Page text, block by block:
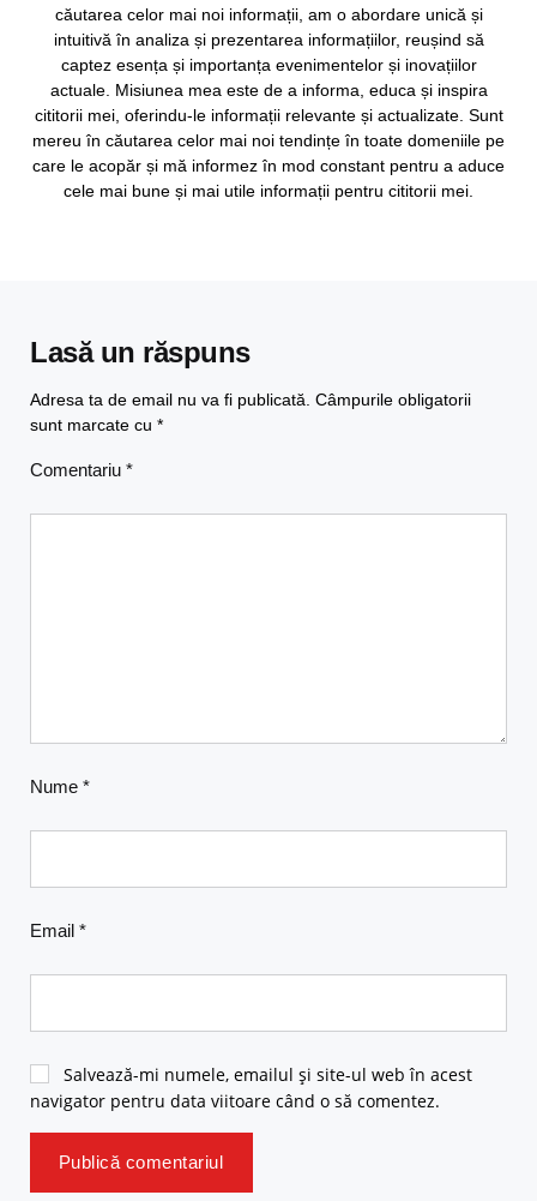
căutarea celor mai noi informații, am o abordare unică și
intuitivă în analiza și prezentarea informațiilor, reușind să
captez esența și importanța evenimentelor și inovațiilor
actuale. Misiunea mea este de a informa, educa și inspira
cititorii mei, oferindu-le informații relevante și actualizate. Sunt
mereu în căutarea celor mai noi tendințe în toate domeniile pe
care le acopăr și mă informez în mod constant pentru a aduce
cele mai bune și mai utile informații pentru cititorii mei.
Lasă un răspuns
Adresa ta de email nu va fi publicată. Câmpurile obligatorii
sunt marcate cu *
Comentariu *
Nume *
Email *
Salvează-mi numele, emailul și site-ul web în acest
navigator pentru data viitoare când o să comentez.